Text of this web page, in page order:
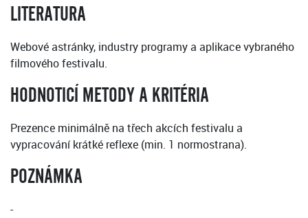
LITERATURA
Webové astránky, industry programy a aplikace vybraného
filmového festivalu.
HODNOTICÍ METODY A KRITÉRIA
Prezence minimálně na třech akcích festivalu a
vypracování krátké reflexe (min. 1 normostrana).
POZNÁMKA
-